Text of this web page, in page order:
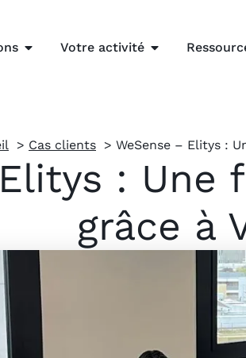
Votre activité
Cas clients WeSense – Elitys :
: Une
grâce à